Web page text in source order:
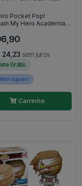
Pocket Pop!
My Hero Academia
24,23 sem juros
Grátis
cupom
Carrinho